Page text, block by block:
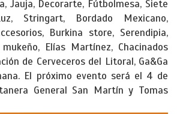
Jauja, Decorarte, Fútbolmesa, Siete
Stringart, Bordado Mexicano,
Burkina store, Serendipia,
Elías Martínez, Chacinados
de Cerveceros del Litoral, Ga&Ga
El próximo evento será el 4 de
General San Martín y Tomas